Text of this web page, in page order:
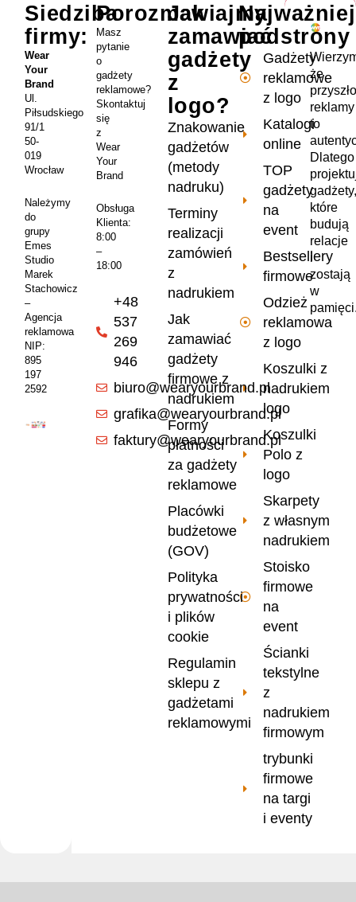
że
reklamy
to
Dlatego
gadżety,
które
budują
relacje
i
zostają
w
podstrony
Gadżety
reklamowe
z logo
Katalogi
online
TOP
gadżety
na
event
Bestsellery
firmowe
Odzież
reklamowa
z logo
Koszulki z
nadrukiem
logo
Koszulki
Polo z
logo
Skarpety
z własnym
nadrukiem
Stoisko
firmowe
na
event
Ścianki
tekstylne
z
nadrukiem
firmowym
trybunki
firmowe
na targi
i eventy
Jak
zamawiać
gadżety
z
logo?
Znakowanie
gadżetów
(metody
nadruku)
Terminy
realizacji
zamówień
z
nadrukiem
Jak
zamawiać
gadżety
firmowe z
nadrukiem
Formy
płatności
za gadżety
reklamowe
Placówki
budżetowe
(GOV)
Polityka
prywatności
i plików
cookie
Regulamin
sklepu z
gadżetami
reklamowymi
Porozmawiajmy
Masz
pytanie
o
gadżety
reklamowe?
Skontaktuj
się
z
Wear
Your
Brand
Obsługa
Klienta:
8:00
–
18:00
+48
537
269
946
biuro@wearyourbrand.pl
grafika@wearyourbrand.pl
faktury@wearyourbrand.pl
Siedziba
firmy:
Wear
Your
Brand
Ul.
Piłsudskiego
91/1
50-
019
Wrocław
Należymy
do
grupy
Emes
Studio
Marek
Stachowicz
–
Agencja
reklamowa
NIP:
895
197
2592